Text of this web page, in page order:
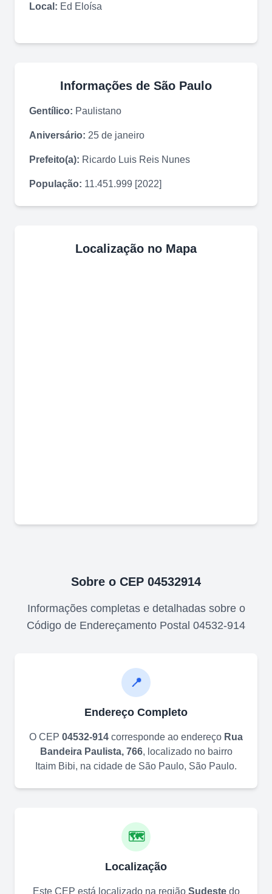
Local: Ed Eloísa
Informações de São Paulo
Gentílico: Paulistano
Aniversário: 25 de janeiro
Prefeito(a): Ricardo Luis Reis Nunes
População: 11.451.999 [2022]
Localização no Mapa
Sobre o CEP 04532914
Informações completas e detalhadas sobre o
Código de Endereçamento Postal 04532-914
📍
Endereço Completo
O CEP 04532-914 corresponde ao endereço Rua
Bandeira Paulista, 766, localizado no bairro
Itaim Bibi, na cidade de São Paulo, São Paulo.
🗺️
Localização
Este CEP está localizado na região Sudestedo